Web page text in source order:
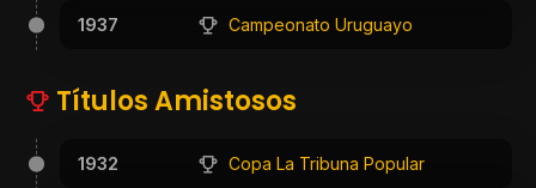
1937 Campeonato Uruguayo
Títulos Amistosos
1932 Copa La Tribuna Popular